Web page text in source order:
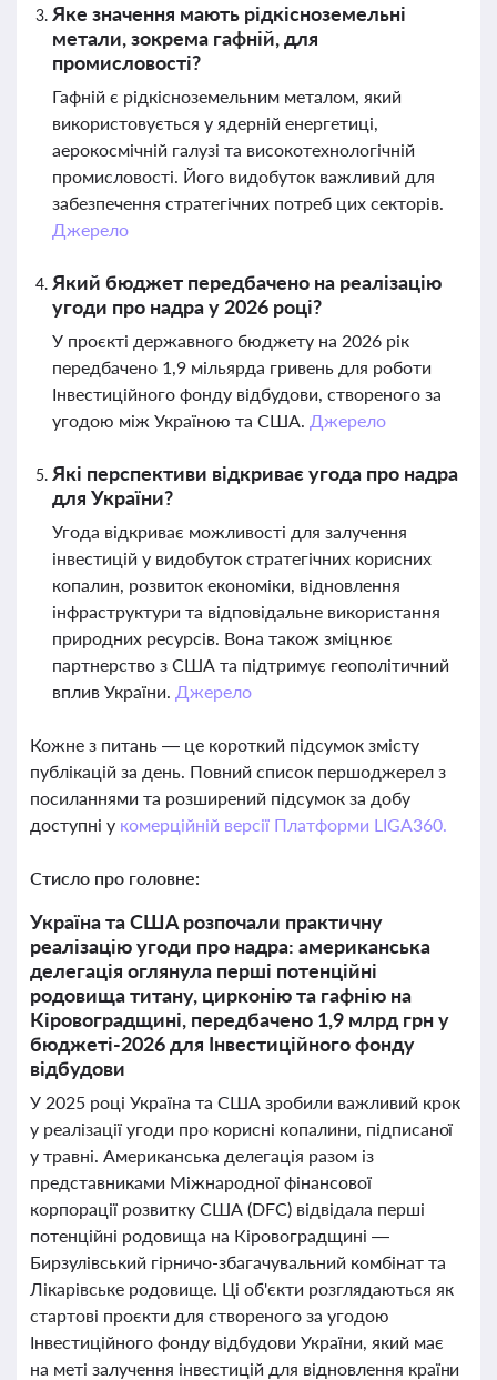
Яке значення мають рідкісноземельні
метали, зокрема гафній, для
промисловості?
Гафній є рідкісноземельним металом, який
використовується у ядерній енергетиці,
аерокосмічній галузі та високотехнологічній
промисловості. Його видобуток важливий для
забезпечення стратегічних потреб цих секторів.
Джерело
Який бюджет передбачено на реалізацію
угоди про надра у 2026 році?
У проєкті державного бюджету на 2026 рік
передбачено 1,9 мільярда гривень для роботи
Інвестиційного фонду відбудови, створеного за
угодою між Україною та США. Джерело
Які перспективи відкриває угода про надра
для України?
Угода відкриває можливості для залучення
інвестицій у видобуток стратегічних корисних
копалин, розвиток економіки, відновлення
інфраструктури та відповідальне використання
природних ресурсів. Вона також зміцнює
партнерство з США та підтримує геополітичний
вплив України. Джерело
Кожне з питань — це короткий підсумок змісту
публікацій за день. Повний список першоджерел з
посиланнями та розширений підсумок за добу
доступні у комерційній версії Платформи LIGA360.
Стисло про головне:
Україна та США розпочали практичну
реалізацію угоди про надра: американська
делегація оглянула перші потенційні
родовища титану, цирконію та гафнію на
Кіровоградщині, передбачено 1,9 млрд грн у
бюджеті-2026 для Інвестиційного фонду
відбудови
У 2025 році Україна та США зробили важливий крок
у реалізації угоди про корисні копалини, підписаної
у травні. Американська делегація разом із
представниками Міжнародної фінансової
корпорації розвитку США (DFC) відвідала перші
потенційні родовища на Кіровоградщині —
Бирзулівський гірничо-збагачувальний комбінат та
Лікарівське родовище. Ці об'єкти розглядаються як
стартові проєкти для створеного за угодою
Інвестиційного фонду відбудови України, який має
на меті залучення інвестицій для відновлення країни